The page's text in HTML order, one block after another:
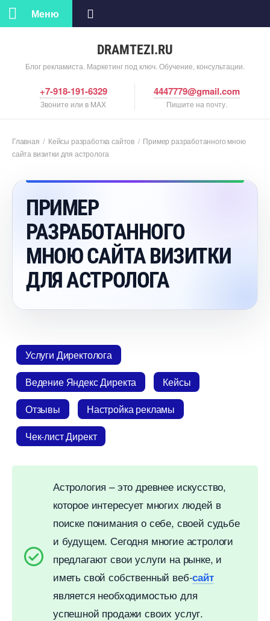
DRAMTEZI.RU
Блог рекламиста. Маркетинг под ключ. Обучение, консультации.
Меню
+7-918-191-6329
Звоните или в MAX
4447779@gmail.com
Пишите на почту.
Главная / Кейсы разработка сайто / Пример разработанного мною
сайта визитки для астролога
ПРИМЕР
РАЗРАБОТАННОГО
МНОЮ САЙТА ВИЗИТКИ
ДЛЯ АСТРОЛОГА
Услуги Директолога
едение Яндекс Директа
Кейсы
Отзывы
Настройка рекламы
Чек-лист Директ
Астрология – это древнее искусство,
которое интересует многих людей
поиске понимания о себе, своей судьбе
и будущем. Сегодня многие астрологи
предлагают свои услуги на рынке, и
иметь свой собственный веб-сайт
является необходимостью для
успешной продажи своих услуг.